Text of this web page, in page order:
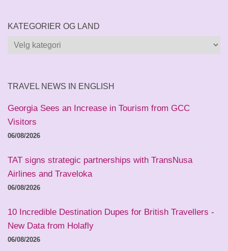
KATEGORIER OG LAND
Kategorier
TRAVEL NEWS IN ENGLISH
Georgia Sees an Increase in Tourism from GCC
Visitors
06/08/2026
TAT signs strategic partnerships with TransNusa
Airlines and Traveloka
06/08/2026
10 Incredible Destination Dupes for British Travellers -
New Data from Holafly
06/08/2026